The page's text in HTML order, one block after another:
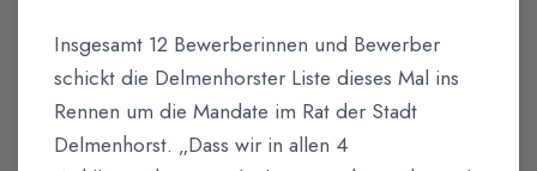
Insgesamt 12 Bewerberinnen und Bewerber
schickt die Delmenhorster Liste dieses Mal ins
Rennen um die Mandate im Rat der Stadt
Delmenhorst. „Dass wir in allen 4